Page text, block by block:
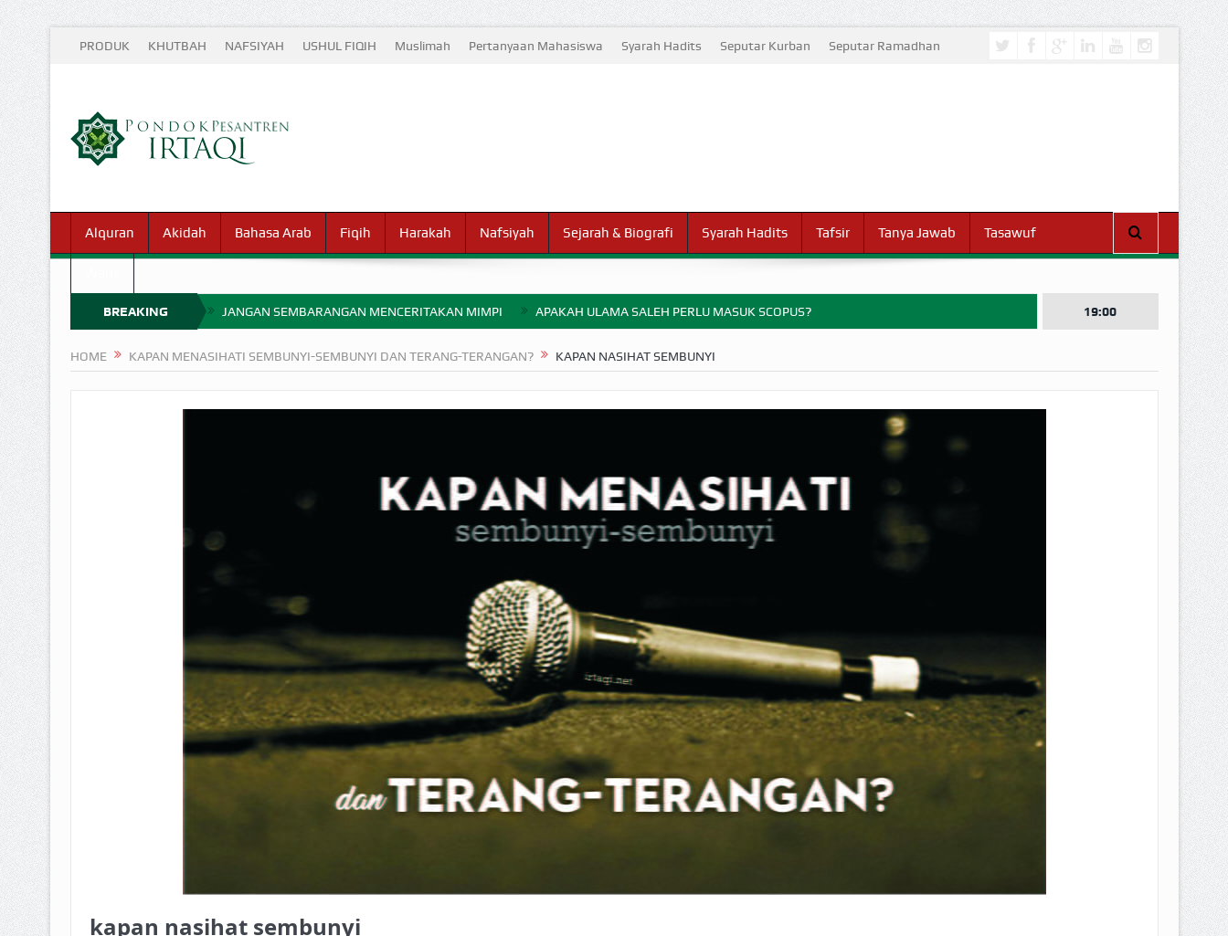
PRODUK KHUTBAH NAFSIYAH USHUL FIQIH Muslimah Pertanyaan Mahasiswa Syarah Hadits Seputar Kurban Seputar Ramadhan
Alquran Akidah Bahasa Arab Fiqih Harakah Nafsiyah Sejarah & Biografi Syarah Hadits Tafsir Tanya Jawab Tasawuf
BREAKING
NEWS
JANGAN SEMBARANGAN MENCERITAKAN MIMPI APAKAH ULAMA SALEH PERLU MASUK SCOPUS?
UANG HARAM BISA MENJADI HALAL JIKA SEBAB KEPEMILIKANNYA BERUBAH
HUKUM MEMBAYAR ZAKAT DENGAN CARA MENGANGSUR
HUKUM MEMBAYAR ZAKAT KEPADA KERABAT SENDIRI
19:00
HOME KAPAN MENASIHATI SEMBUNYI-SEMBUNYI DAN TERANG-TERANGAN? KAPAN NASIHAT SEMBUNYI
kapan nasihat sembunyi